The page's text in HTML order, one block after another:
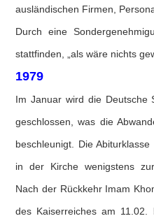
ausländischen Firmen,
Durch eine
stattfinden, „als wäre nichts
1979
Im Januar wird die Deutsche
geschlossen, was die
beschleunigt. Die
in der Kirche wenigstens
Nach der Rückkehr Imam
des Kaiserreiches am